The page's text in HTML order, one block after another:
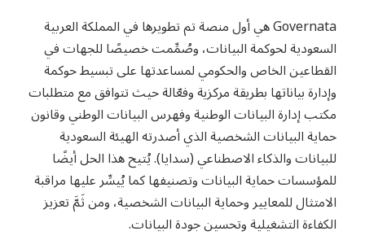
Governata هي أول منصة تم تطويرها في المملكة العربية
السعودية لحوكمة البيانات، وصُمِّمت خصيصًا للجهات في
القطاعين الخاص والحكومي لمساعدتها على تبسيط حوكمة
وإدارة ﺑﻴﺎﻧﺎﺗﻬﺎ ﺑﻄﺮﻳﻘﺔ ﻣﺮﻛﺰﻳﺔ ﻭﻓﻌّﺎﻟﺔ حيث تتوافق مع متطلبات
مكتب إدارة البيانات الوطنية وفهرس البيانات الوطني وقانون
حماية البيانات الشخصية الذي أصدرته الهيئة السعودية
للبيانات والذكاء الاصطناعي (سدايا). يُتيح هذا الحل أيضًا
للمؤسسات حماية البيانات وتصنيفها كما يُيسِّر عليها مراقبة
الامتثال للمعايير وحماية البيانات الشخصية، ومن ثَمَّ تعزيز
الكفاءة التشغيلية وتحسين جودة البيانات.